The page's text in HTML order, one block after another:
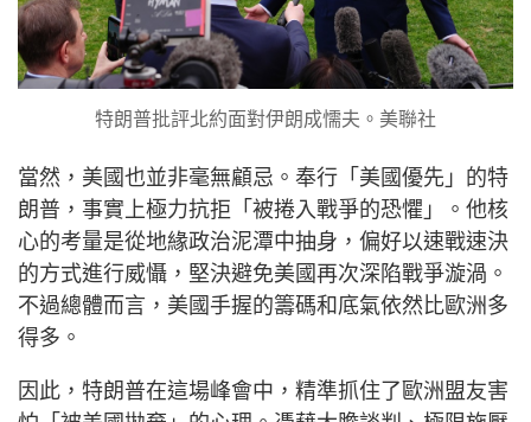
特朗普批評北約面對伊朗成懦夫。美聯社
當然，美國也並非毫無顧忌。奉行「美國優先」的特
朗普，事實上極力抗拒「被捲入戰爭的恐懼」。他核
心的考量是從地緣政治泥潭中抽身，偏好以速戰速決
的方式進行威懾，堅決避免美國再次深陷戰爭漩渦。
不過總體而言，美國手握的籌碼和底氣依然比歐洲多
得多。
因此，特朗普在這場峰會中，精準抓住了歐洲盟友害